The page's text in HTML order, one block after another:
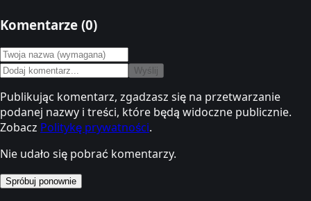
Komentarze (0)
Wyślij
Publikując komentarz, zgadzasz się na przetwarzanie
podanej nazwy i treści, które będą widoczne publicznie.
Zobacz Politykę prywatności.
Nie udało się pobrać komentarzy.
Spróbuj ponownie